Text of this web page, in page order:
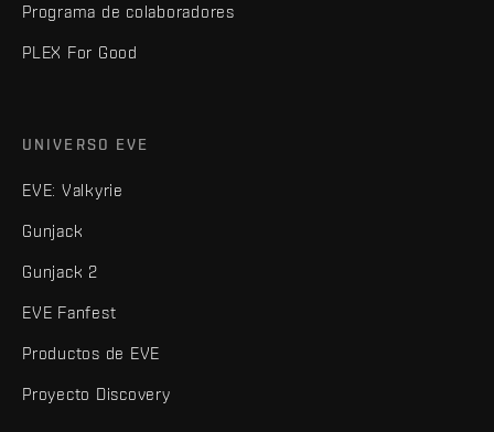
Programa de colaboradores
PLEX For Good
UNIVERSO EVE
EVE: Valkyrie
Gunjack
Gunjack 2
EVE Fanfest
Productos de EVE
Proyecto Discovery